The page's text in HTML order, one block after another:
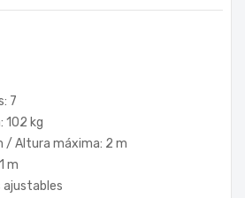
7
102 kg
/ Altura máxima: 2 m
m
ajustables